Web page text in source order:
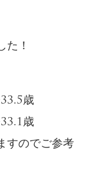
た！
歳
歳
すのでご参考